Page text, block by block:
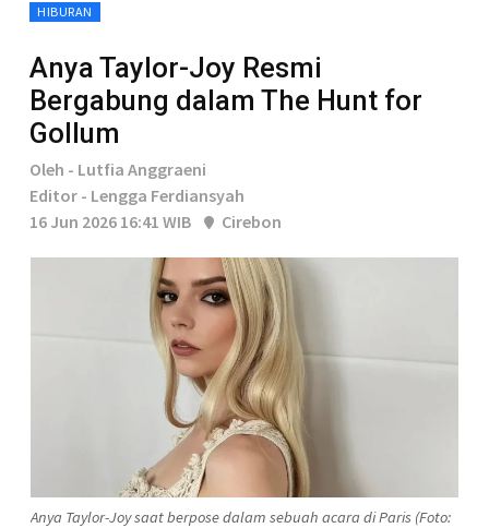
HIBURAN
Anya Taylor-Joy Resmi
Bergabung dalam The Hunt for
Gollum
Oleh - Lutfia Anggraeni
Editor - Lengga Ferdiansyah
16 Jun 2026 16:41 WIB
Cirebon
Anya Taylor-Joy saat berpose dalam sebuah acara di Paris (Foto: